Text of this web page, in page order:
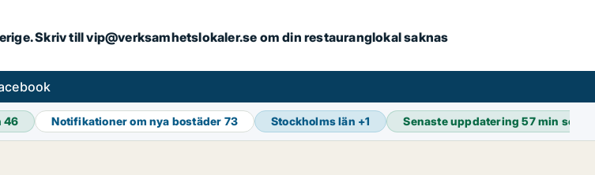
Skriv till vip@verksamhetslokaler.se om din restauranglokal saknas
46 Notifikationer om nya bostäder 73 Stockholms län +1 Senaste uppdatering57 min sedan